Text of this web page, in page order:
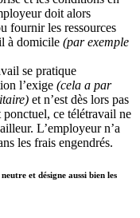
doit alors
fournir les ressources
à domicile (par exemple
se pratique
l’exige (cela a par
et n’est dès lors pas
ponctuel, ce télétravail ne
L’employeur n’a
les frais engendrés.
et désigne aussi bien les